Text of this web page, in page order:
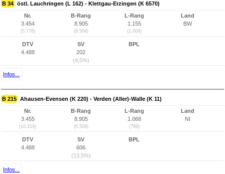
B 34 östl. Lauchringen (L 162) - Klettgau-Erzingen (K 6570)
Nr.
3.454
(5.776)
B-Rang
8.905
(6.504)
L-Rang
1.155
(1.004)
Land
BW
DTV
4.488
SV
202
(4,5%)
BPL
Infos...
B 215 Ahausen-Evensen (K 220) - Verden (Aller)-Walle (K 11)
Nr.
3.455
(10.214)
B-Rang
8.905
(6.504)
L-Rang
1.068
(799)
Land
NI
DTV
4.488
SV
606
(13,5%)
BPL
Infos...